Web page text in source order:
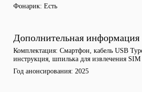
Фонарик Есть
Дополнительная информация
Комплектация Смартфон, кабель USB
инструкция, шпилька для извлечения SIM
Год анонсирования 2025